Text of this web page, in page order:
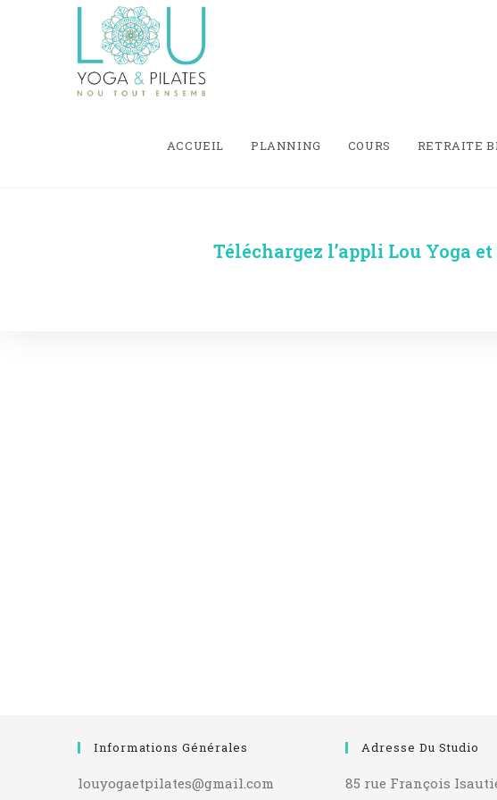
ACCUEIL PLANNING COURS RETRAITE
Téléchargez l’appli Lou Yoga
Informations Générales
louyogaetpilates@gmail.com
Adresse Du Studio
85 rue François